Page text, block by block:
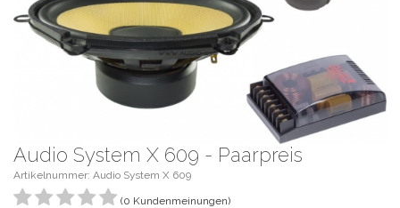
Audio System X 609 - Paarpreis
Artikelnummer: Audio System X 609
(0 Kundenmeinungen)